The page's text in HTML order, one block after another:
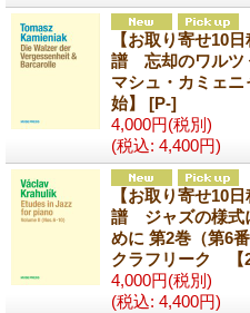
【お取り寄せ10
譜 忘却のワルツ
マシュ・カミェ
始】 [P-]
4,000円(税別)
(税込: 4,400円)
【お取り寄せ10
譜 ジャズの様式
めに 第2巻（第6
クラフリーク 【
4,000円(税別)
(税込: 4,400円)